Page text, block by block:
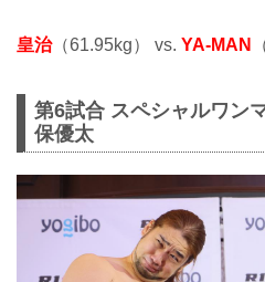
皇治（61.95kg） vs. YA-MAN
第6試合 スペシャルワン
保優太